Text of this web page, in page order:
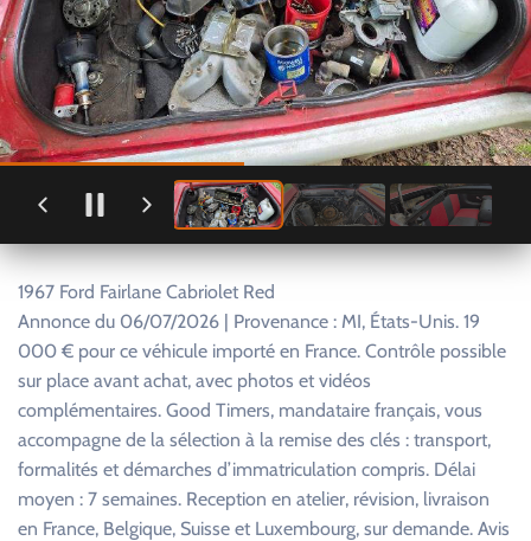
1967 Ford Fairlane Cabriolet Red
Annonce du 06/07/2026 | Provenance : MI, États-Unis. 19
000 € pour ce véhicule importé en France. Contrôle possible
sur place avant achat, avec photos et vidéos
complémentaires. Good Timers, mandataire français, vous
accompagne de la sélection à la remise des clés : transport,
formalités et démarches d’immatriculation compris. Délai
moyen : 7 semaines. Reception en atelier, révision, livraison
en France, Belgique, Suisse et Luxembourg, sur demande. Avis